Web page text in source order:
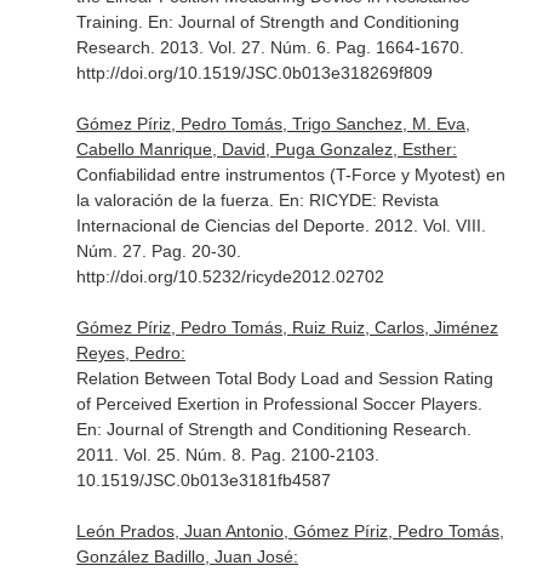
Training. En: Journal of Strength and Conditioning
Research . 2013. Vol. 27. Núm. 6. Pag. 1664-1670.
http://doi.org/10.1519/JSC.0b013e318269f809
Gómez Píriz, Pedro Tomás, Trigo Sanchez, M. Eva,
Cabello Manrique, David, Puga Gonzalez, Esther:
Confiabilidad entre instrumentos (T-Force y Myotest) en
la valoración de la fuerza. En: RICYDE: Revista
Internacional de Ciencias del Deporte. 2012. Vol. VIII.
Núm. 27. Pag. 20-30.
http://doi.org/10.5232/ricyde2012.02702
Gómez Píriz, Pedro Tomás, Ruiz Ruiz, Carlos, Jiménez
Reyes, Pedro:
Relation Between Total Body Load and Session Rating
of Perceived Exertion in Professional Soccer Players.
En: Journal of Strength and Conditioning Research
2011. Vol. 25. Núm. 8. Pag. 2100-2103.
10.1519/JSC.0b013e3181fb4587
León Prados, Juan Antonio, Gómez Píriz, Pedro Tomás,
González Badillo, Juan José: